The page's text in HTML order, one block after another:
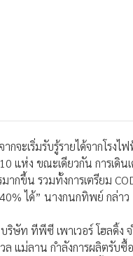
จะเริ่มรับรู้รายได้จากโรง
แห่ง ขณะเดียวกัน การเดิ
มากขึ้น รวมทั้งการเตรียม
ได้” นางกนกทิพย์ กล่าว
ษัท ทีพีซี เพาเวอร์ โฮลดิ้ง
แม่ลาน กำลังการผลิตรับซื้